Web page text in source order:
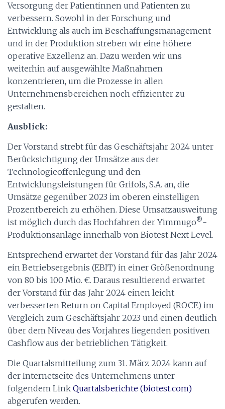
Versorgung der Patientinnen und Patienten zu
verbessern. Sowohl in der Forschung und
Entwicklung als auch im Beschaffungsmanagement
und in der Produktion streben wir eine höhere
operative Exzellenz an. Dazu werden wir uns
weiterhin auf ausgewählte Maßnahmen
konzentrieren, um die Prozesse in allen
Unternehmensbereichen noch effizienter zu
gestalten.
Ausblick:
Der Vorstand strebt für das Geschäftsjahr 2024 unter
Berücksichtigung der Umsätze aus der
Technologieoffenlegung und den
Entwicklungsleistungen für Grifols, S.A. an, die
Umsätze gegenüber 2023 im oberen einstelligen
Prozentbereich zu erhöhen. Diese Umsatzausweitung
ist möglich durch das Hochfahren der Yimmugo®-
Produktionsanlage innerhalb von Biotest Next Level.
Entsprechend erwartet der Vorstand für das Jahr 2024
ein Betriebsergebnis (EBIT) in einer Größenordnung
von 80 bis 100 Mio. €. Daraus resultierend erwartet
der Vorstand für das Jahr 2024 einen leicht
verbesserten Return on Capital Employed (ROCE) im
Vergleich zum Geschäftsjahr 2023 und einen deutlich
über dem Niveau des Vorjahres liegenden positiven
Cashflow aus der betrieblichen Tätigkeit.
Die Quartalsmitteilung zum 31. März 2024 kann auf
der Internetseite des Unternehmens unter
folgendem Link Quartalsberichte (biotest.com)
abgerufen werden.